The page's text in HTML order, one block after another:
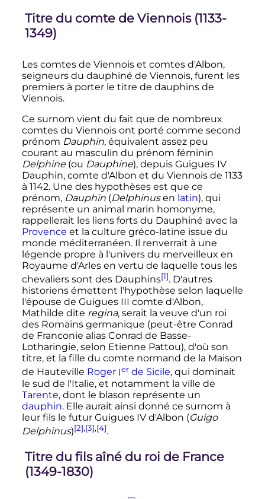
Titre du comte de Viennois (1133-
1349)
Les comtes de Viennois et comtes d'Albon,
seigneurs du dauphiné de Viennois, furent les
premiers à porter le titre de dauphins de
Viennois.
Ce surnom vient du fait que de nombreux
comtes du Viennois ont porté comme second
prénom Dauphin, équivalent assez peu
courant au masculin du prénom féminin
Delphine(ou Dauphine), depuis Guigues IV
Dauphin, comte d'Albon et du Viennois de 1133
à 1142. Une des hypothèses est que ce
prénom, Dauphin(Delphinusen latin), qui
représente un animal marin homonyme,
rappellerait les liens forts du Dauphiné avec la
Provence et la culture gréco-latine issue du
monde méditerranéen. Il renverrait à une
légende propre à l'univers du merveilleux en
Royaume d'Arles en vertu de laquelle tous les
chevaliers sont des Dauphins[1]. D'autres
historiens émettent l'hypothèse selon laquelle
l'épouse de Guigues III comte d'Albon,
Mathilde dite regina, serait la veuve d'un roi
des Romains germanique (peut-être Conrad
de Franconie alias Conrad de Basse-
Lotharingie, selon Etienne Pattou), d'où son
titre, et la fille du comte normand de la Maison
de Hauteville Roger Ierde Sicile, qui dominait
le sud de l'Italie, et notamment la ville de
Tarente, dont le blason représente un
dauphin. Elle aurait ainsi donné ce surnom à
leur fils le futur Guigues IV d'Albon (Guigo
Delphinus)[2],[3],[4].
Titre du fils aîné du roi de France
(1349-1830)